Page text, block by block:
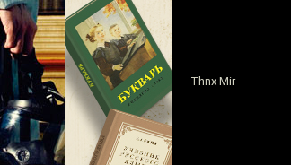
Thnx Mir